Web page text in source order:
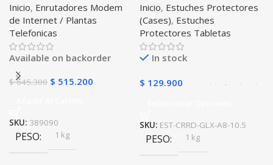
Libre Todo Operador 4G
LTE SIMCARD
Inicio, Enrutadores Modem
de Internet / Plantas
Telefonicas
Available on backorder
$645.300 $ 515.200
SKU: 389090
PESO 1 kg
Tablet Samsung Galaxy
Tab A8 10.5 2021 – 2022
SM-x200 SM-x205 Anti
golpes con soporte
Inicio, Estuches Protectores
(Cases), Estuches
Protectores Tabletas
In stock
$ 129.900
SKU: EST-CRRD-GLX-A8-10.5
PESO 1 kg